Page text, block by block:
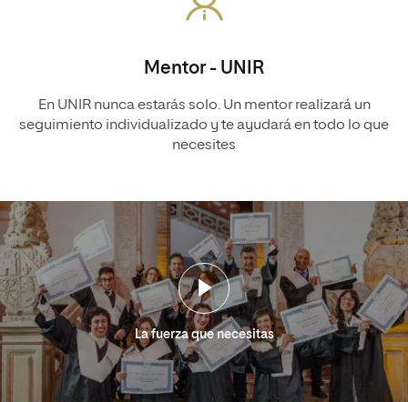
Mentor - UNIR
En UNIR nunca estarás solo. Un mentor realizará un
seguimiento individualizado y te ayudará en todo lo que
necesites
La fuerza que necesitas